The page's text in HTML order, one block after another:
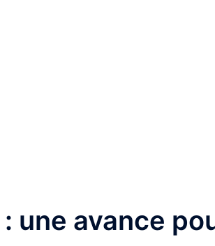
une avance